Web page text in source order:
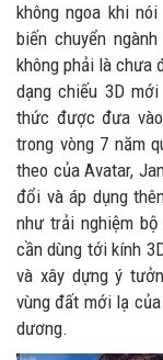
không ngoa khi
biến chuyển
không phải là chưa
dạng chiếu 3D
thức được đưa
trong vòng 7 năm
theo của Avatar,
đổi và áp dụng
như trải nghiệm
cần dùng tới kính
và xây dựng ý
vùng đất mới lạ
dương.